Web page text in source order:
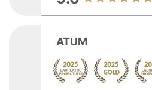
ATUM